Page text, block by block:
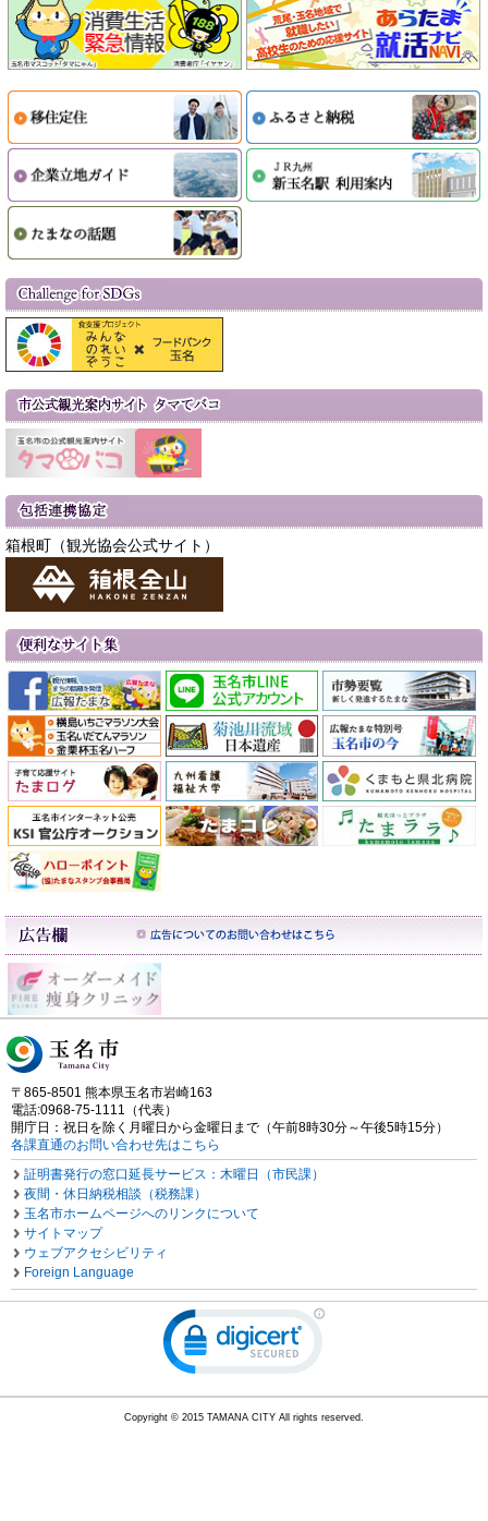
箱根町（観光協会公式サイト）
〒865-8501 熊本県玉名市岩崎163
電話:0968-75-1111（代表）
開庁日：祝日を除く月曜日から金曜日まで（午前8時30分～午後5時15分）
各課直通のお問い合わせ先はこちら
証明書発行の窓口延長サービス：木曜日（市民課）
夜間・休日納税相談（税務課）
玉名市ホームページへのリンクについて
サイトマップ
ウェブアクセシビリティ
Foreign Language
Copyright © 2015 TAMANA CITY All rights reserved.